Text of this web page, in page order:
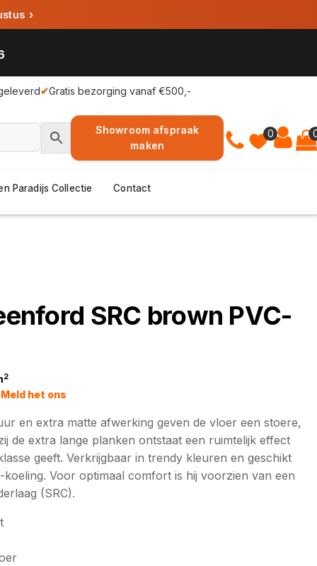
›
✔Gratis bezorging vanaf €500,-
0
Showroom afspraak
maken
Paradijs Collectie Contact
SRC brown PVC-
2
het ons
en extra matte afwerking geven de vloer een stoere,
de extra lange planken ontstaat een ruimtelijk effect
geeft. Verkrijgbaar in trendy kleuren en geschikt
Voor optimaal comfort is hij voorzien van een
(SRC).